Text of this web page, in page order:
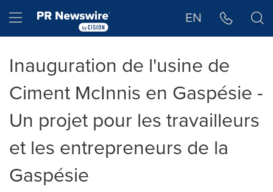
Hamburger menu EN
Inauguration de l'usine de
Ciment McInnis en Gaspésie -
Un projet pour les travailleurs
et les entrepreneurs de la
Gaspésie